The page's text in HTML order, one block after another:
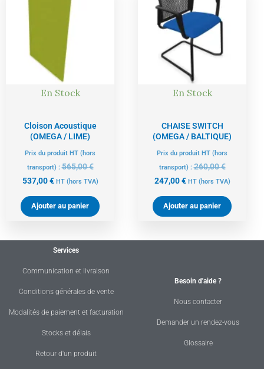
En Stock
Cloison Acoustique
(OMEGA / LIME)
Prix du produit HT (hors
transport) :565,00€
537,00€
actuel
est :
537,00 €.
HT (hors TVA)
Ajouter au panier
En Stock
CHAISE SWITCH
(OMEGA / BALTIQUE)
Prix du produit HT (hors
transport) :260,00€
247,00€
actuel
247,00 €.
HT (hors TVA)
Ajouter au panier
Services
Communication et livraison
Conditions générales de vente
Modalités de paiement et facturation
Stocks et délais
Retour d'un produit
Besoin d'aide ?
Nous contacter
Demander un rendez-vous
Glossaire